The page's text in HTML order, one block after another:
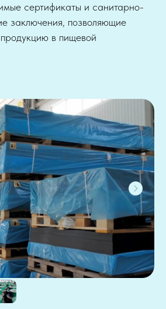
сертификаты и санитарно-
заключения, позволяющие
в пищевой